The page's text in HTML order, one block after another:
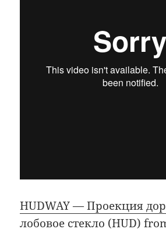
HUDWAY — Проекция
лобовое стекло (HUD)